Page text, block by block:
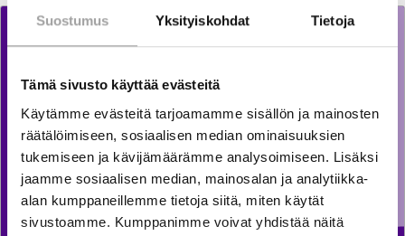
Suostumus Yksityiskohdat Tietoja
Tämä sivusto käyttää evästeitä
Käytämme evästeitä tarjoamamme sisällön ja mainosten
räätälöimiseen, sosiaalisen median ominaisuuksien
tukemiseen ja kävijämäärämme analysoimiseen. Lisäksi
jaamme sosiaalisen median, mainosalan ja analytiikka-
alan kumppaneillemme tietoja siitä, miten käytät
sivustoamme. Kumppanimme voivat yhdistää näitä